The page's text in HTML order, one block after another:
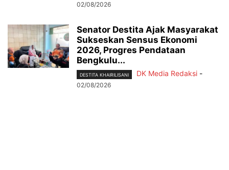
02/08/2026
Senator Destita Ajak Masyarakat
Sukseskan Sensus Ekonomi
2026, Progres Pendataan
Bengkulu...
DESTITA KHAIRILISANI DK Media Redaksi -
02/08/2026